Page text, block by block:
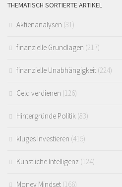
THEMATISCH SORTIERTE ARTIKEL
Aktienanalysen (31)
finanzielle Grundlagen (217)
finanzielle Unabhängigkeit (224)
Geld verdienen (126)
Hintergründe Politik (83)
kluges Investieren (415)
Künstliche Intelligenz (124)
Money Mindset (166)